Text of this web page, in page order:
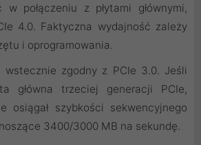
połączeniu z płytami głównymi,
4.0. Faktyczna wydajność zależy
i oprogramowania.
zgodny z PCIe 3.0. Jeśli
główna trzeciej generacji PCIe,
osiągał szybkości sekwencyjnego
3400/3000 MB na sekundę.